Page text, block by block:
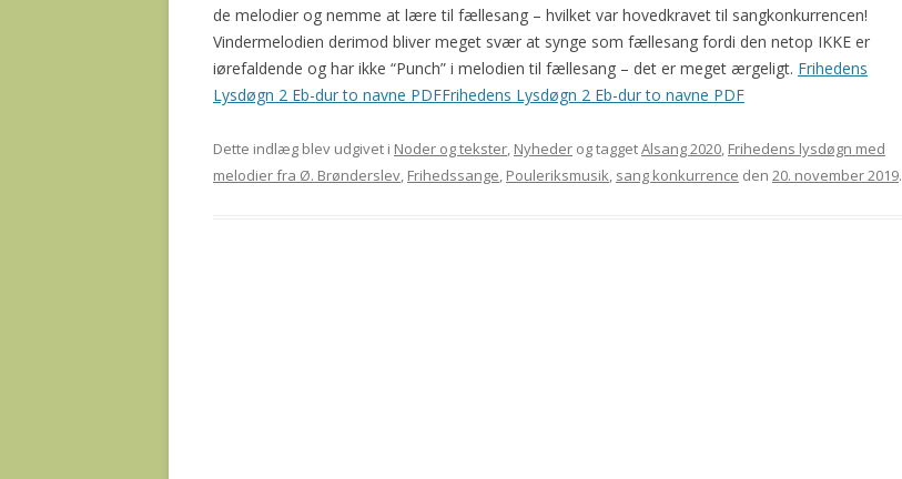
de melodier og nemme at lære til fællesang – hvilket var hovedkravet til sangkonkurrencen!
Vindermelodien derimod bliver meget svær at synge som fællesang fordi den netop IKKE er
iørefaldende og har ikke “Punch” i melodien til fællesang – det er meget ærgeligt. Frihedens
Lysdøgn 2 Eb-dur to navne PDFFrihedens Lysdøgn 2 Eb-dur to navne PDF
Dette indlæg blev udgivet i Noder og tekster, Nyheder og taggetAlsang 2020, Frihedens lysdøgn med
melodier fra Ø. Brønderslev, Frihedssange, Pouleriksmusik, sang konkurrence den 20. november 2019.